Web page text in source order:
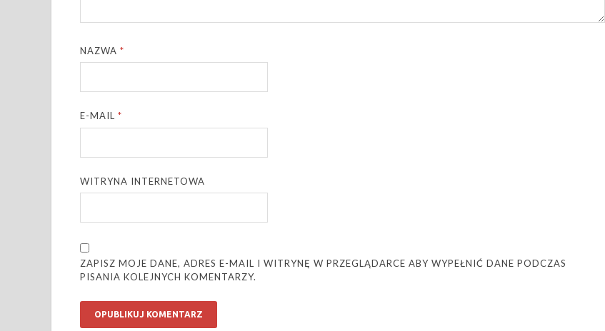
NAZWA*
E-MAIL*
WITRYNA INTERNETOWA
ZAPISZ MOJE DANE, ADRES E-MAIL I WITRYNĘ W PRZEGLĄDARCE ABY WYPEŁNIĆ DANE PODCZAS
PISANIA KOLEJNYCH KOMENTARZY.